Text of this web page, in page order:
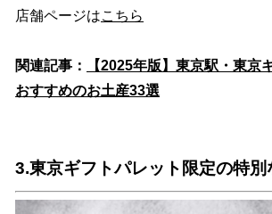
店舗ページはこちら
関連記事：
【2025年版】東京駅・東京
おすすめのお土産33選
3.東京ギフトパレット限定の特別